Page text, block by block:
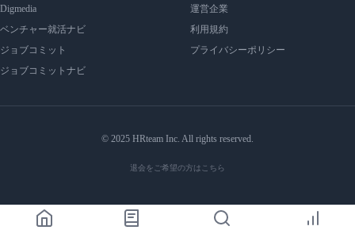
Digmedia
ベンチャー就活ナビ
ジョブコミット
ジョブコミットナビ
運営企業
利用規約
プライバシーポリシー
© 2025 HRteam Inc. All rights reserved.
退会をご希望の方はこちら